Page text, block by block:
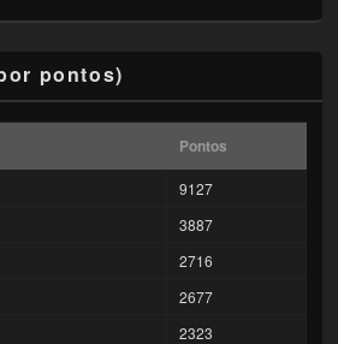
pontos)
Pontos
9127
3887
2716
2677
2323